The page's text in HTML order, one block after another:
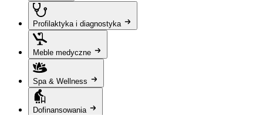
Profilaktyka i diagnostyka
Meble medyczne
Spa & Wellness
Dofinansowania